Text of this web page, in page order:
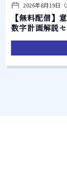
2026年8月19日
【無料配信】
数字計画解説